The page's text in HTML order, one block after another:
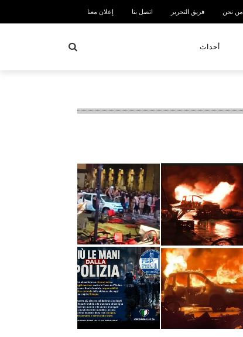
من نحن فريق التحرير اتصل بنا إعلان معنا
أحداث